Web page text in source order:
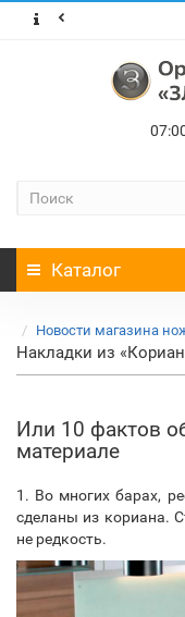
Каталог
Новости магазина
Накладки из
Или 10 фактов
материале
1. Во многих барах,
сделаны из кориана.
не редкость.